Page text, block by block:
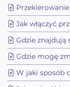
Jak włączyć
Gdzie znajdują
Gdzie mogę
W jaki sposób